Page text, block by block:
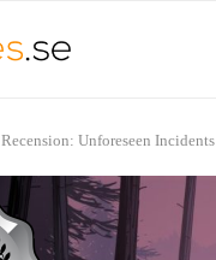
Recension: Unforeseen Incidents